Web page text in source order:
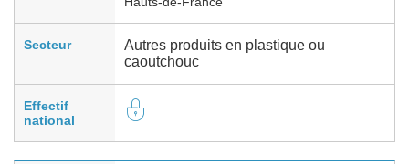
Secteur
Autres produits en plastique ou
caoutchouc
Effectif
national